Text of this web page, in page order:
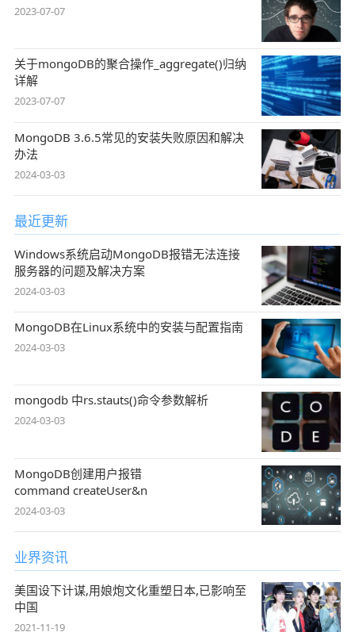
2023-07-07
关于mongoDB的聚合操作_aggregate()归纳
详解
2023-07-07
MongoDB 3.6.5常见的安装失败原因和解决
办法
2024-03-03
最近更新
Windows系统启动MongoDB报错无法连接
服务器的问题及解决方案
2024-03-03
MongoDB在Linux系统中的安装与配置指南
2024-03-03
mongodb 中rs.stauts()命令参数解析
2024-03-03
MongoDB创建用户报错
command createUser&n
2024-03-03
业界资讯
美国设下计谋,用娘炮文化重塑日本,已影响至
中国
2021-11-19